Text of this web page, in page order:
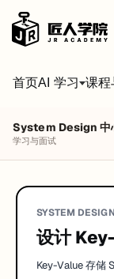
首页AI 学习 课程
System Design 中
学习与面试
SYSTEM
设计
Key-Value 存储